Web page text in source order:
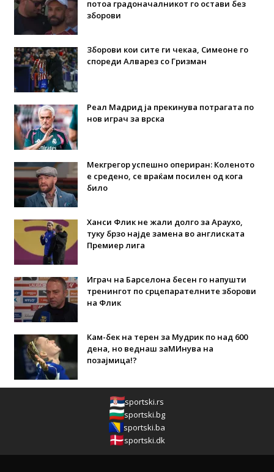
потоа градоначалникот го остави без
зборови
Зборови кои сите ги чекаа, Симеоне го
спореди Алварез со Гризман
Реал Мадрид ја прекинува потрагата по
нов играч за врска
Мекгрегор успешно опериран: Коленото
е средено, се враќам посилен од кога
било
Ханси Флик не жали долго за Араухо,
туку брзо најде замена во англиската
Премиер лига
Играч на Барселона бесен го напушти
тренингот по срцепарателните зборови
на Флик
Кам-бек на терен за Мудрик по над 600
дена, но веднаш заМИнува на
позајмица!?
sportski.rs
sportski.bg
sportski.ba
sportski.dk